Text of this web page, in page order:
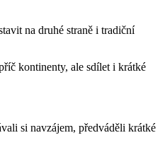
na druhé straně i tradiční
kontinenty, ale sdílet i krátké
si navzájem, předváděli krátké